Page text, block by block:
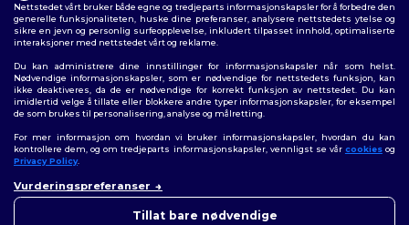
Generelle Vilkår| personvernerklæring| Retningslinjer for
informasjonskapsler| Nettstedsoversikt
Nettstedet vårt bruker både egne og tredjeparts informasjonskapsler for å forbedre den
generelle funksjonaliteten, huske dine preferanser, analysere nettstedets ytelse og
sikre en jevn og personlig surfeopplevelse, inkludert tilpasset innhold, optimaliserte
interaksjoner med nettstedet vårt og reklame.
Du kan administrere dine innstillinger for informasjonskapsler når som helst.
Nødvendige informasjonskapsler, som er nødvendige for nettstedets funksjon, kan
ikke deaktiveres, da de er nødvendige for korrekt funksjon av nettstedet. Du kan
imidlertid velge å tillate eller blokkere andre typer informasjonskapsler, for eksempel
de som brukes til personalisering, analyse og målretting.
For mer informasjon om hvordan vi bruker informasjonskapsler, hvordan du kan
kontrollere dem, og om tredjeparts informasjonskapsler, vennligst se vår cookiesog
Privacy Policy.
Vurderingspreferanser
Tillat bare nødvendige
bekymringer, kan du kontakte